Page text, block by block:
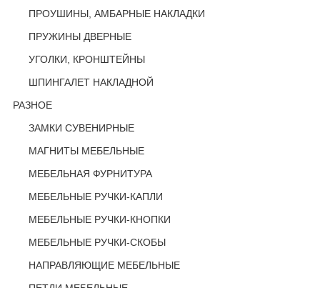
ПРОУШИНЫ, АМБАРНЫЕ НАКЛАДКИ
ПРУЖИНЫ ДВЕРНЫЕ
УГОЛКИ, КРОНШТЕЙНЫ
ШПИНГАЛЕТ НАКЛАДНОЙ
РАЗНОЕ
ЗАМКИ СУВЕНИРНЫЕ
МАГНИТЫ МЕБЕЛЬНЫЕ
МЕБЕЛЬНАЯ ФУРНИТУРА
МЕБЕЛЬНЫЕ РУЧКИ-КАПЛИ
МЕБЕЛЬНЫЕ РУЧКИ-КНОПКИ
МЕБЕЛЬНЫЕ РУЧКИ-СКОБЫ
НАПРАВЛЯЮЩИЕ МЕБЕЛЬНЫЕ